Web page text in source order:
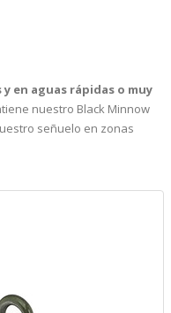
en aguas rápidas o muy
nuestro Black Minnow
señuelo en zonas